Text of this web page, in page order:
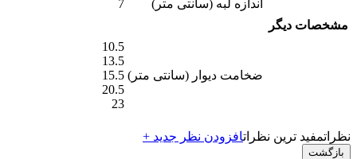
مشخصات دیگر
اندازه لبه (سانتی متر) 7
ضخامت دیوار (سانتی متر)
10.5
13.5
15.5
20.5
23
نظراتمفید ترین نظراتافزودن نظر جدید +
بازگشت